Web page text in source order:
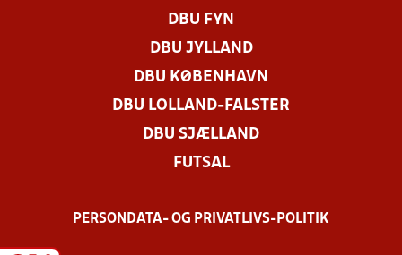
DBU FYN
DBU JYLLAND
DBU KØBENHAVN
DBU LOLLAND-FALSTER
DBU SJÆLLAND
FUTSAL
PERSONDATA- OG PRIVATLIVS-POLITIK